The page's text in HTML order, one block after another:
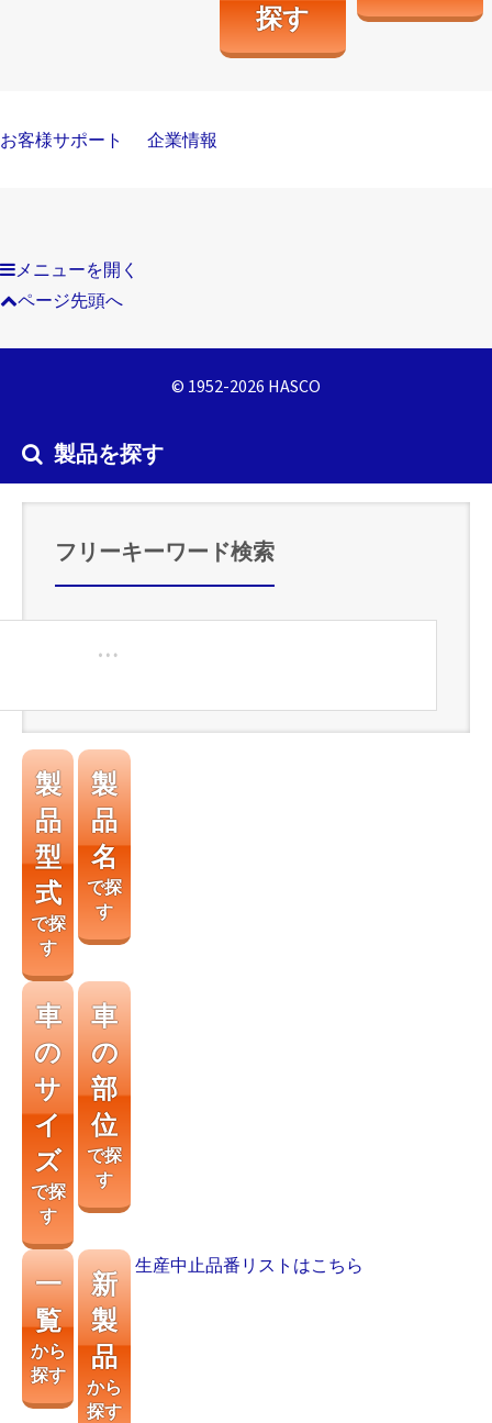
探す
お客様サポート 企業情報
メニューを開く
ページ先頭へ
© 1952-2026 HASCO
製品を探す
フリーキーワード検索
製
品
型
式
で探
す
製
品
名
で探
す
車
の
サ
イ
ズ
で探
す
車
の
部
位
で探
す
一
覧
から
探す
新
製
品
から
探す
生産中止品番リストはこちら